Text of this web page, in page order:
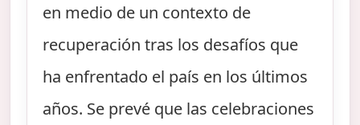
en medio de un contexto de
recuperación tras los desafíos que
ha enfrentado el país en los últimos
años. Se prevé que las celebraciones